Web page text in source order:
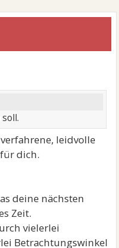
leidvolle
dich.
deine nächsten
Zeit.
vielerlei
Betrachtungswinkel